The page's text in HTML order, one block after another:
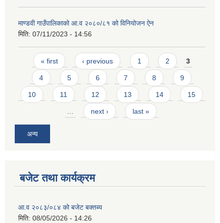
माण्डवी गाउँपालिकाको आ.व २०८०/८१ को विनियोजन ऐन
मिति: 07/11/2023 - 14:56
Pages
« first ‹ previous 1 2 3
4 5 6 7 8 9
10 11 12 13 14 15
next › last »
अन्य
बजेट तथा कार्यक्रम
आ.व २०८३/०८४ को बजेट बक्तब्य
मिति: 08/05/2026 - 14:26